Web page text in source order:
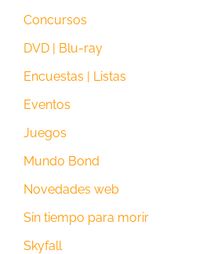
Concursos
DVD | Blu-ray
Encuestas | Listas
Eventos
Juegos
Mundo Bond
Novedades web
Sin tiempo para morir
Skyfall